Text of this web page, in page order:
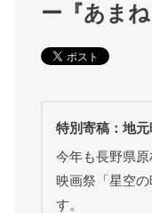
ー『あま
特別寄稿：地
今年も長野県
映画祭「星空
す。